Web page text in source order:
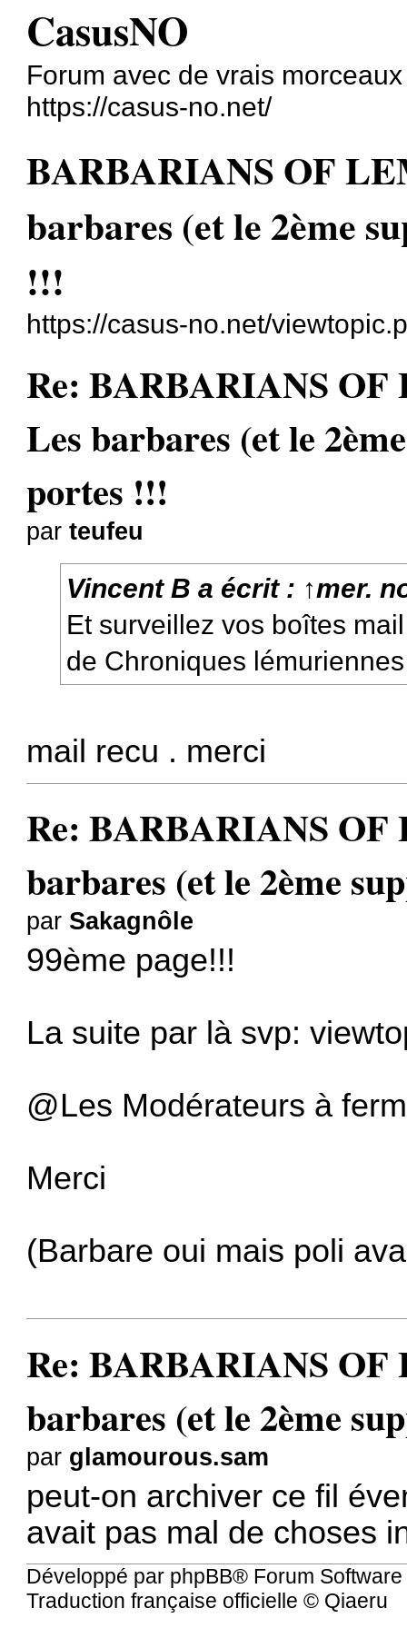
CasusNO
Forum avec de vrais
https://casus-no.net/
BARBARIANS OF
barbares (et le 2ème
!!!
https://casus-no.net/
Re: BARBARIANS
Les barbares (et le
portes !!!
parteufeu
Vincent B a écrit : ↑mer.
Et surveillez vos boîtes
de Chroniques
mail recu . merci
Re: BARBARIANS
barbares (et le 2ème
par Sakagnôle
99ème page!!!
La suite par là svp:
@Les Modérateurs à
Merci
(Barbare oui mais poli
Re: BARBARIANS
barbares (et le 2ème
par glamourous.sam
peut-on archiver ce fil
avait pas mal de choses
Développé par phpBB® Forum
Traduction française officielle © Qiaeru